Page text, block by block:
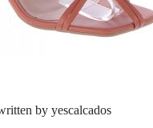
by yescalcados